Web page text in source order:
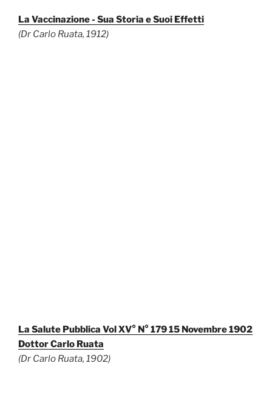
La Vaccinazione - Sua Storia e Suoi Effetti
(Dr Carlo Ruata, 1912)
La Salute Pubblica Vol XV° N° 179 15 Novembre 1902
Dottor Carlo Ruata
(Dr Carlo Ruata, 1902)